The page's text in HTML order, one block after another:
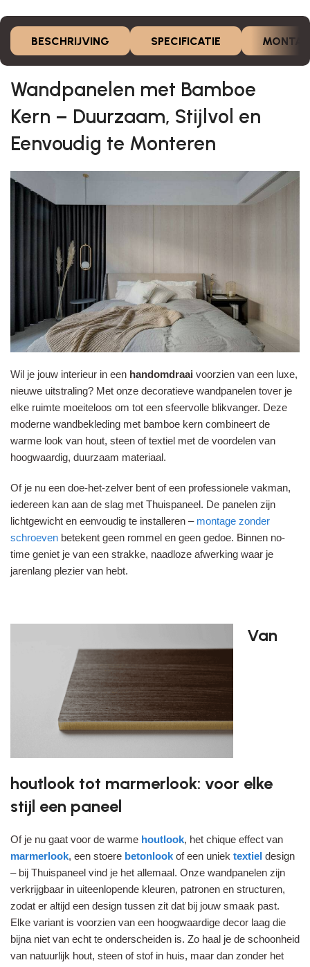
BESCHRIJVING SPECIFICATIE
Wandpanelen met Bamboe
Kern – Duurzaam, Stijlvol en
Eenvoudig te Monteren
Wil je jouw interieur in een handomdraai voorzien van een luxe,
nieuwe uitstraling? Met onze decoratieve wandpanelen tover je
elke ruimte moeiteloos om tot een sfeervolle blikvanger. Deze
moderne wandbekleding met bamboe kern combineert de
warme look van hout, steen of textiel met de voordelen van
hoogwaardig, duurzaam materiaal.
Of je nu een doe-het-zelver bent of een professionele vakman,
iedereen kan aan de slag met Thuispaneel. De panelen zijn
lichtgewicht en eenvoudig te installeren – montage zonder
schroeven betekent geen rommel en geen gedoe. Binnen no-
time geniet je van een strakke, naadloze afwerking waar je
jarenlang plezier van hebt.
Van
houtlook tot marmerlook: voor elke
stijl een paneel
Of je nu gaat voor de warme houtlook, het chique effect van
marmerlook, een stoere betonlook of een uniek textiel design
– bij Thuispaneel vind je het allemaal. Onze wandpanelen zijn
verkrijgbaar in uiteenlopende kleuren, patronen en structuren,
zodat er altijd een design tussen zit dat bij jouw smaak past.
Elke variant is voorzien van een hoogwaardige decor laag die
bijna niet van echt te onderscheiden is. Zo haal je de schoonheid
van natuurlijk hout, steen of stof in huis, maar dan zonder het